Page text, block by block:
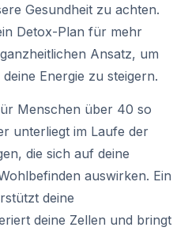
Gesundheit zu achten.
Detox-Plan für mehr
Ansatz, um
Energie zu steigern.
Menschen über 40 so
unterliegt im Laufe der
die sich auf deine
auswirken. Ein
deine
deine Zellen und bringt